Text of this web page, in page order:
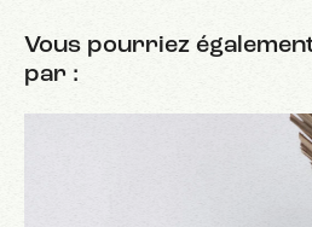
Vous pourriez
par :